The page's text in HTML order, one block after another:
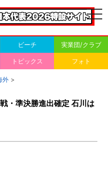
ビーチ 実業団/クラブ
トピックス フォト
外 >
・準決勝進出確定 石川は